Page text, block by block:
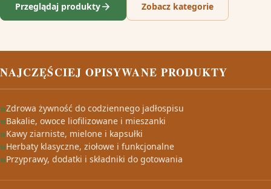
Przeglądaj produkty Zobacz kategorie
NAJCZĘŚCIEJ OPISYWANE PRODUKTY
Zdrowa żywność do codziennego jadłospisu
Bakalie, owoce liofilizowane i mieszanki
Kawy ziarniste, mielone i kapsułki
Herbaty klasyczne, ziołowe i funkcjonalne
Przyprawy, dodatki i składniki do gotowania